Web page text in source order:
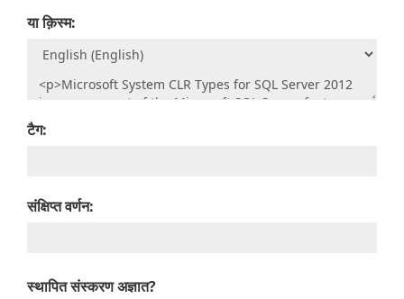
या क़िस्‍म:
टैग:
संक्षिप्त वर्णन:
स्थापित संस्करण अज्ञात?